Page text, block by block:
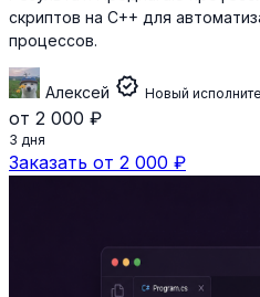
скриптов на C++ для
процессов.
Алексей verified Новый
от 2 000 ₽
3 дня
Заказать от 2 000 ₽